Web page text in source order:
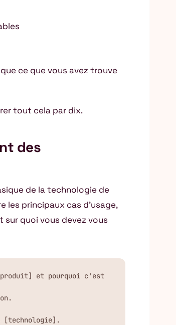
ce que vous avez trouve
tout cela par dix.
des
de la technologie de
les principaux cas d’usage,
quoi vous devez vous
produit] et pourquoi c'est
[technologie].